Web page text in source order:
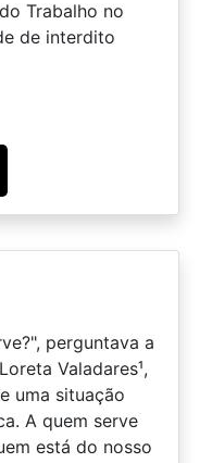
Trabalho no
de interdito
perguntava a
Valadares¹,
uma situação
A quem serve
está do nosso